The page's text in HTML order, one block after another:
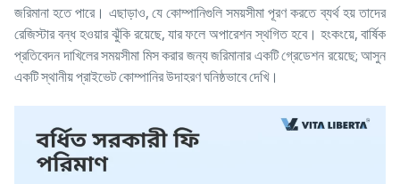
জরিমানা হতে পারে। এছাড়াও, যে কোম্পানিগুলি সময়সীমা পূরণ করতে ব্যর্থ হয় তাদের
রেজিস্টার বন্ধ হওয়ার ঝুঁকি রয়েছে, যার ফলে অপারেশন স্থগিত হবে। হংকংয়ে, বার্ষিক
প্রতিবেদন দাখিলের সময়সীমা মিস করার জন্য জরিমানার একটি গ্রেডেশন রয়েছে; আসুন
একটি স্থানীয় প্রাইভেট কোম্পানির উদাহরণ ঘনিষ্ঠভাবে দেখি।